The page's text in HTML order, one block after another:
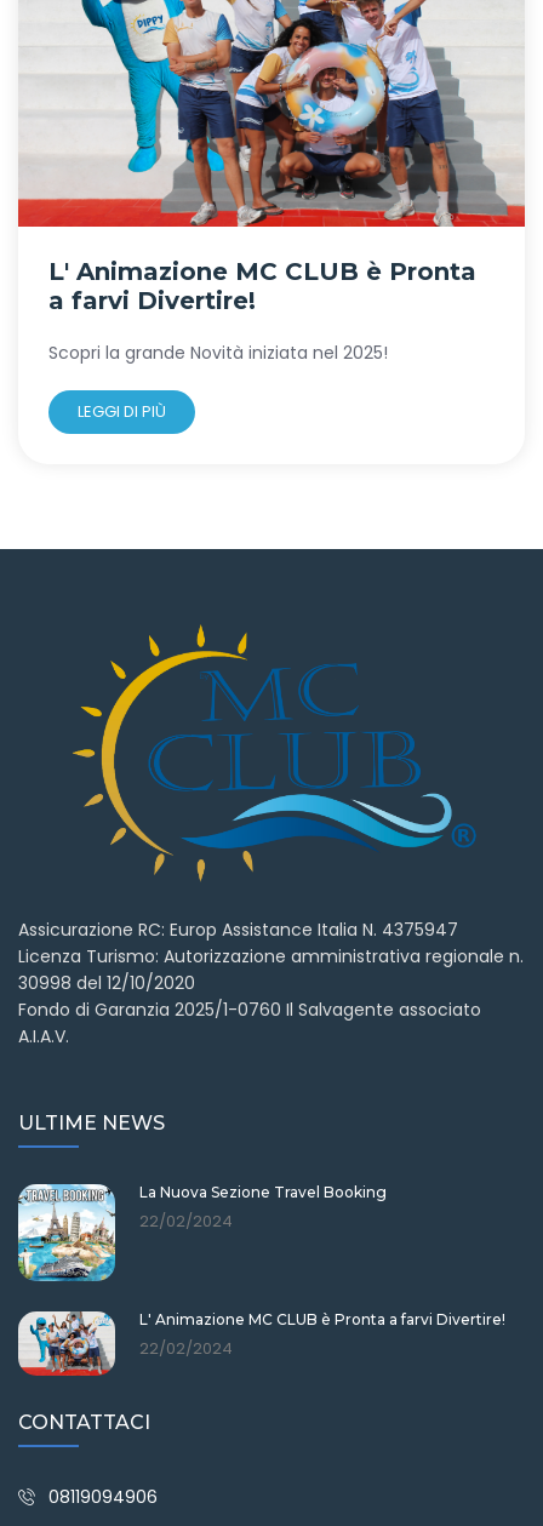
L' Animazione MC CLUB è Pronta
a farvi Divertire!
Scopri la grande Novità iniziata nel 2025!
LEGGI DI PIÙ
Assicurazione RC: Europ Assistance Italia N. 4375947
Licenza Turismo: Autorizzazione amministrativa regionale n.
30998 del 12/10/2020
Fondo di Garanzia 2025/1-0760 Il Salvagente associato
A.I.A.V.
ULTIME NEWS
La Nuova Sezione Travel Booking
22/02/2024
L' Animazione MC CLUB è Pronta a farvi Divertire!
22/02/2024
CONTATTACI
08119094906